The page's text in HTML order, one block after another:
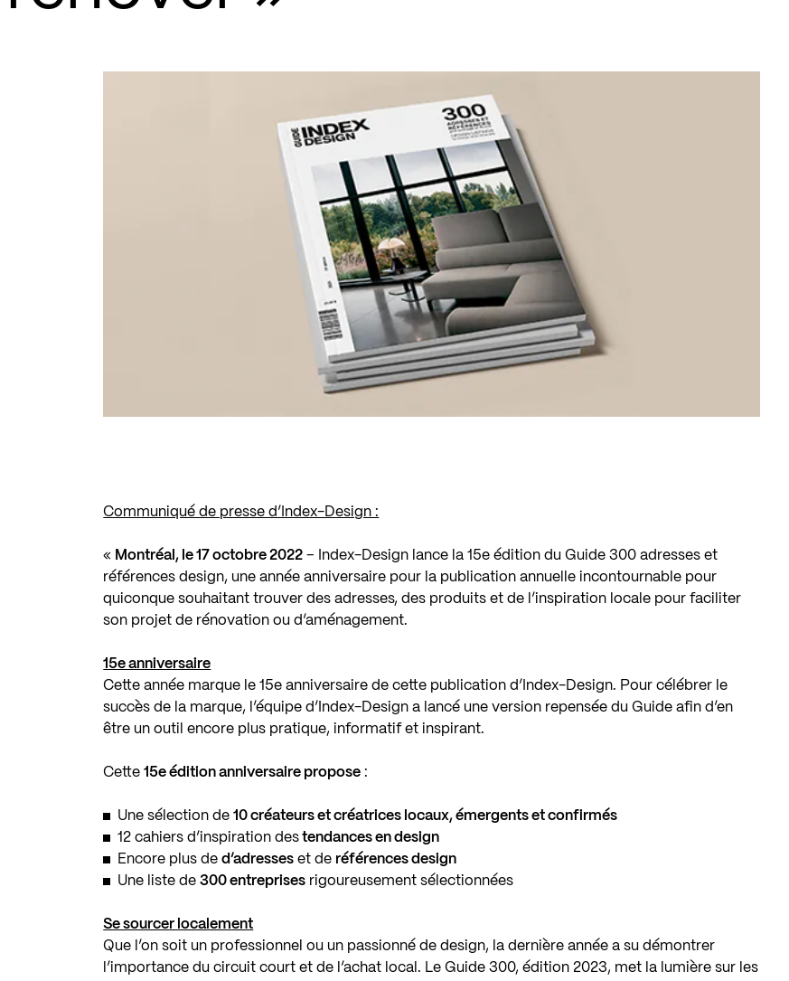
Communiqué de presse d’Index-Design :
« Montréal, le 17 octobre 2022 – Index-Design lance la 15e édition du Guide 300 adresses et
références design, une année anniversaire pour la publication annuelle incontournable pour
quiconque souhaitant trouver des adresses, des produits et de l’inspiration locale pour faciliter
son projet de rénovation ou d’aménagement.
15e anniversaire
Cette année marque le 15e anniversaire de cette publication d’Index-Design. Pour célébrer le
succès de la marque, l’équipe d’Index-Design a lancé une version repensée du Guide afin d’en
être un outil encore plus pratique, informatif et inspirant.
Cette15e édition anniversaire propose :
Une sélection de10 créateurs et créatrices locaux, émergents et confirmés
12 cahiers d’inspiration des tendances en design
Encore plus ded’adresses et de références design
Une liste de300 entreprises rigoureusement sélectionnées
Se sourcer localement
Que l’on soit un professionnel ou un passionné de design, la dernière année a su démontrer
l’importance du circuit court et de l’achat local. Le Guide 300, édition 2023, met la lumière sur les